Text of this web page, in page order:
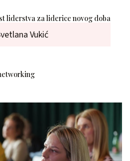
liderstva za liderice novog doba
Vukić